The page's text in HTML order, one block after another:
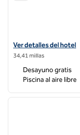
Ver detalles del hotel
Ver detalles del hotel
34,41 millas
Desayuno gratis
Piscina al aire libre
1 de 12